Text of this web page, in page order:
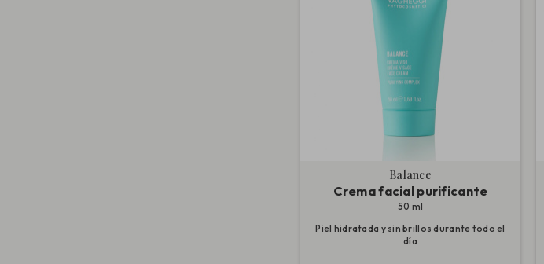
Balance
Crema facial purificante
50 ml
Piel hidratada y sin brillos durante todo el
día